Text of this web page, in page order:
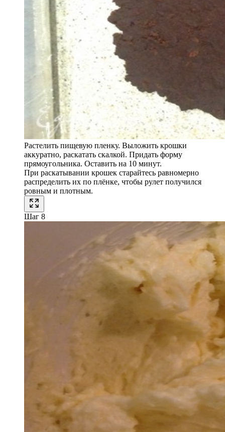
Растелить пищевую пленку. Выложить крошки
аккуратно, раскатать скалкой. Придать форму
прямоугольника. Оставить на 10 минут.
При раскатывании крошек старайтесь равномерно
распределить их по плёнке, чтобы рулет получился
ровным и плотным.
Шаг 8